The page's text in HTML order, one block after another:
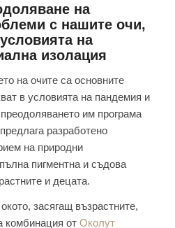
на
с нашите очи,
на
изолация
на очите са основните
в условията на пандемия и
им програма
разработено
на природни
пигментна и съдова
и децата.
засягащ възрастните,
комбинация от Околут